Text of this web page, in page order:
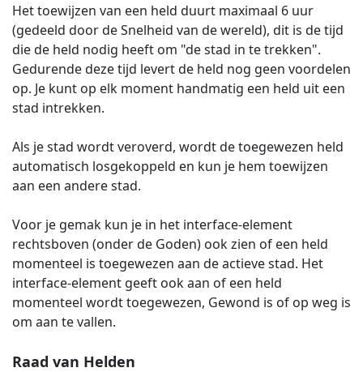
Het toewijzen van een held duurt maximaal 6 uur
(gedeeld door de Snelheid van de wereld), dit is de tijd
die de held nodig heeft om "de stad in te trekken".
Gedurende deze tijd levert de held nog geen voordelen
op. Je kunt op elk moment handmatig een held uit een
stad intrekken.
Als je stad wordt veroverd, wordt de toegewezen held
automatisch losgekoppeld en kun je hem toewijzen
aan een andere stad.
Voor je gemak kun je in het interface-element
rechtsboven (onder de Goden) ook zien of een held
momenteel is toegewezen aan de actieve stad. Het
interface-element geeft ook aan of een held
momenteel wordt toegewezen, Gewond is of op weg is
om aan te vallen.
Raad van Helden